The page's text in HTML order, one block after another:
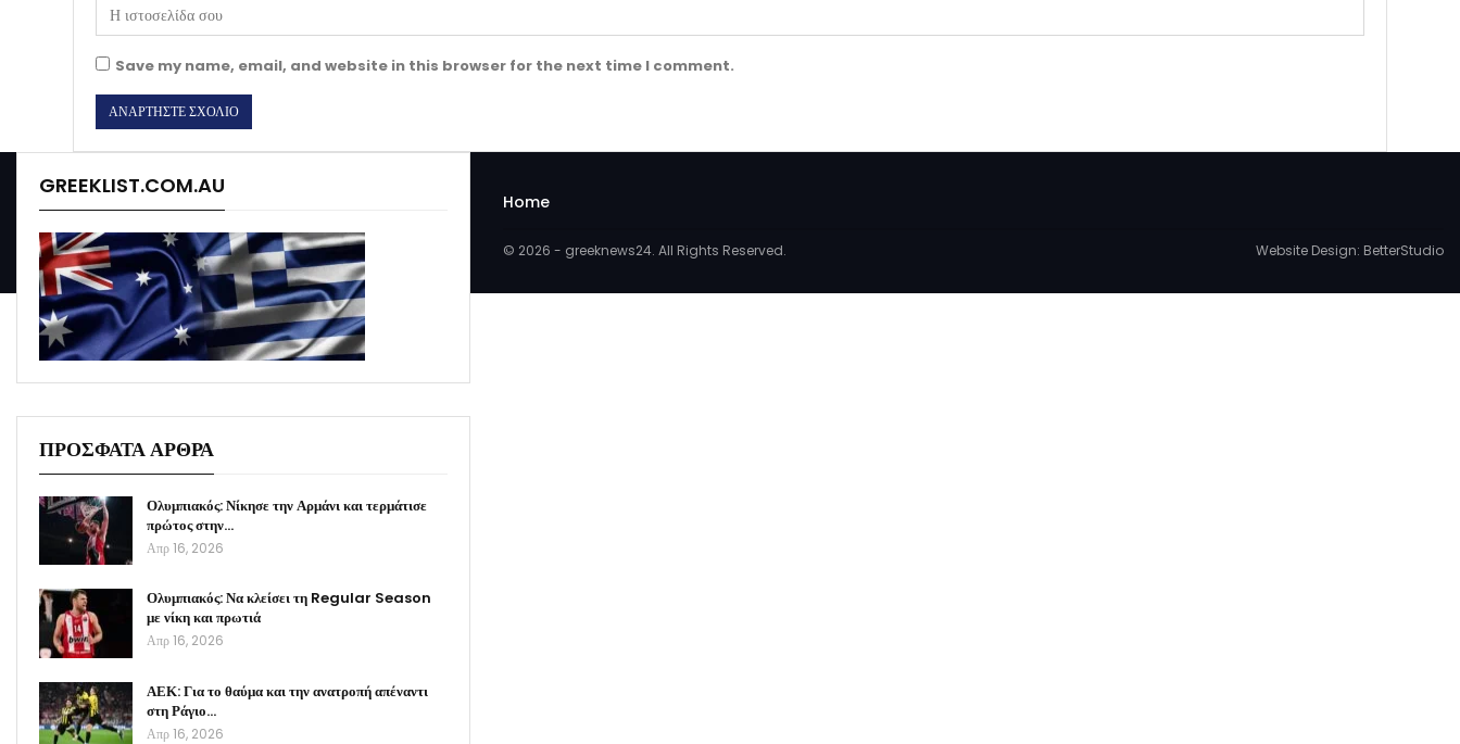
Save my name, email, and website in this browser for the next time I comment.
GREEKLIST.COM.AU
ΠΡΟΣΦΑΤΑ ΑΡΘΡΑ
Ολυμπιακός: Νίκησε την Αρμάνι και τερμάτισε
πρώτος στην…
Απρ 16, 2026
Ολυμπιακός: Να κλείσει τη Regular Season
με νίκη και πρωτιά
Απρ 16, 2026
ΑΕΚ: Για το θαύμα και την ανατροπή απέναντι
στη Ράγιο…
Απρ 16, 2026
Home
© 2026 - greeknews24. All Rights Reserved. Website Design: BetterStudio